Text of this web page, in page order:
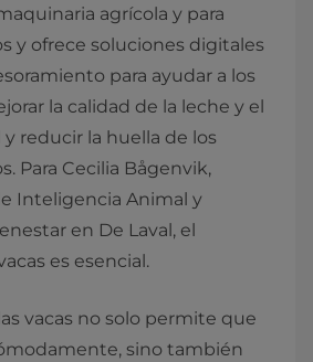
agrícola y para
y ofrece soluciones digitales
para ayudar a los
la calidad de la leche y el
reducir la huella de los
Para Cecilia Bågenvik,
Inteligencia Animal y
en De Laval, el
es esencial.
vacas no solo permite que
sino también